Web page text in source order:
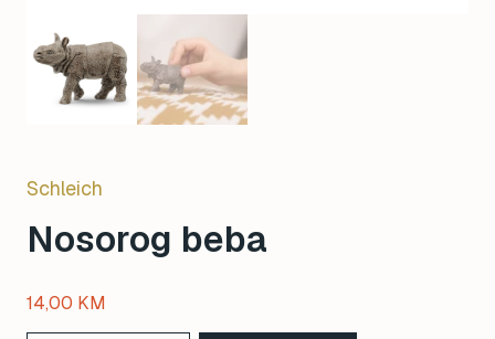
Schleich
Nosorog beba
14,00 KM